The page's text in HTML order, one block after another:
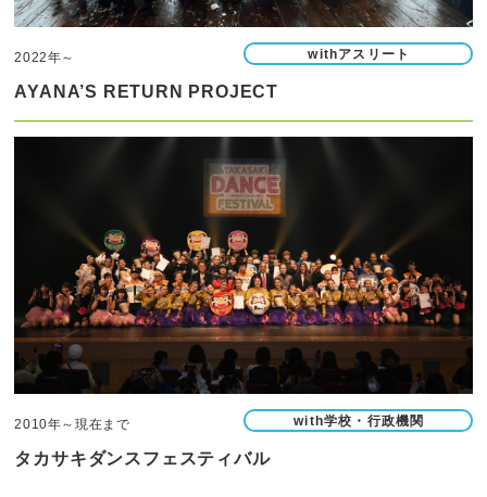
2022年～ withアスリート
AYANA’S RETURN PROJECT
2010年～現在まで with学校・行政機関
タカサキダンスフェスティバル